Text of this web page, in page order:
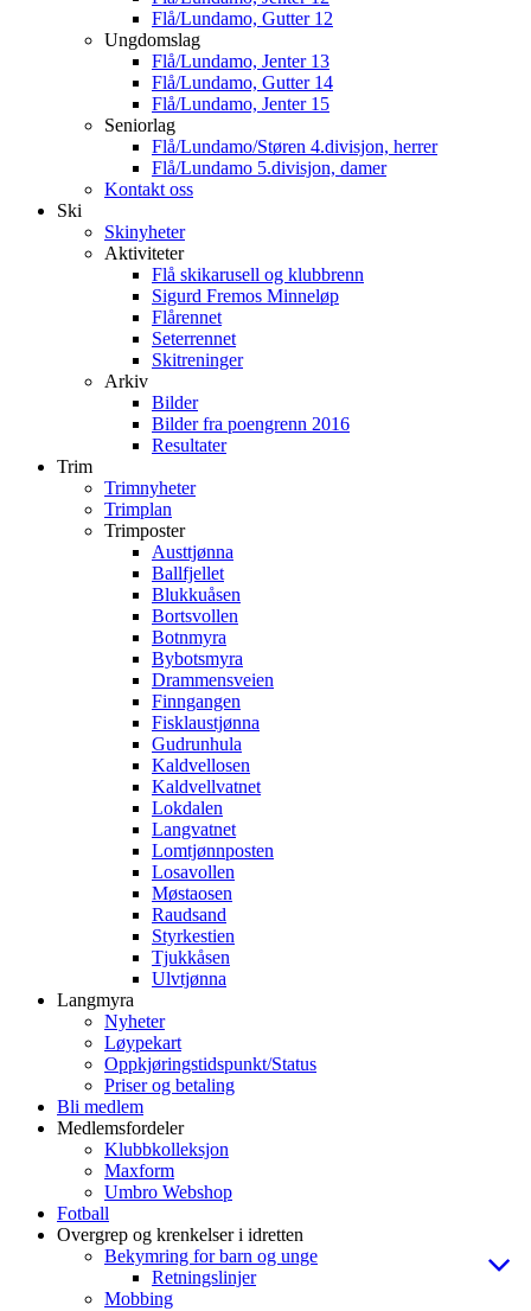
Flå/Lundamo, Gutter 12
Ungdomslag
Flå/Lundamo, Jenter 13
Flå/Lundamo, Gutter 14
Flå/Lundamo, Jenter 15
Seniorlag
Flå/Lundamo/Støren 4.divisjon, herrer
Flå/Lundamo 5.divisjon, damer
Kontakt oss
Ski
Skinyheter
Aktiviteter
Flå skikarusell og klubbrenn
Sigurd Fremos Minneløp
Flårennet
Seterrennet
Skitreninger
Arkiv
Bilder
Bilder fra poengrenn 2016
Resultater
Trim
Trimnyheter
Trimplan
Trimposter
Austtjønna
Ballfjellet
Blukkuåsen
Bortsvollen
Botnmyra
Bybotsmyra
Drammensveien
Finngangen
Fisklaustjønna
Gudrunhula
Kaldvellosen
Kaldvellvatnet
Lokdalen
Langvatnet
Lomtjønnposten
Losavollen
Møstaosen
Raudsand
Styrkestien
Tjukkåsen
Ulvtjønna
Langmyra
Nyheter
Løypekart
Oppkjøringstidspunkt/Status
Priser og betaling
Bli medlem
Medlemsfordeler
Klubbkolleksjon
Maxform
Umbro Webshop
Fotball
Overgrep og krenkelser i idretten
Bekymring for barn og unge
Retningslinjer
Mobbing